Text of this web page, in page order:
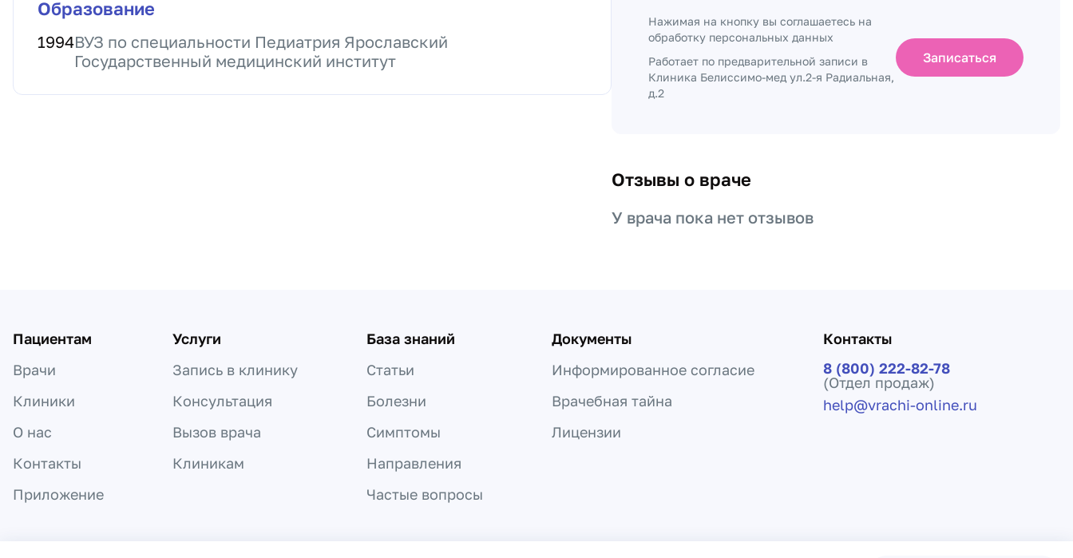
Образование
1994ВУЗ по специальности Педиатрия Ярославский
Государственный медицинский институт
Нажимая на кнопку вы соглашаетесь на
обработку персональных данных
Работает по предварительной записи в
Клиника Белиссимо-мед ул.2-я Радиальная,
д.2
Записаться
Отзывы о враче
У врача пока нет отзывов
Пациентам
Врачи
Клиники
О нас
Контакты
Приложение
Услуги
Запись в клинику
Консультация
Вызов врача
Клиникам
База знаний
Статьи
Болезни
Симптомы
Направления
Частые вопросы
Документы
Информированное согласие
Врачебная тайна
Лицензии
Контакты
8 (800) 222-82-78
(Отдел продаж)
help@vrachi-online.ru